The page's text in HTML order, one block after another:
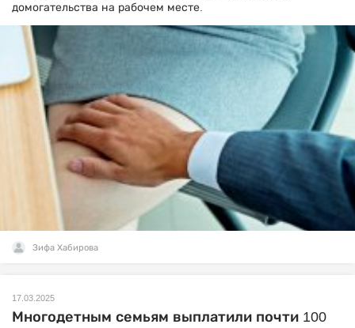
домогательства на рабочем месте.
Зифа Хабирова
17.03.2025
Многодетным семьям выплатили почти 100